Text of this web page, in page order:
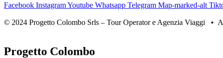
Facebook InstagramYoutube Whatsapp Telegram Map-marked-alt
© 2024 Progetto Colombo Srls – Tour Operator e Agenzia Viaggi •
Progetto Colombo